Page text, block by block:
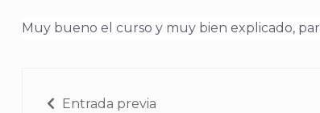
Muy bueno el curso y muy bien explicado,
Entrada previa